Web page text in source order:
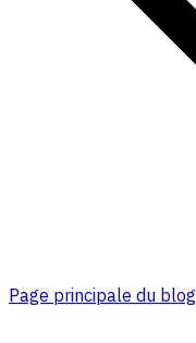
Page principale du blog